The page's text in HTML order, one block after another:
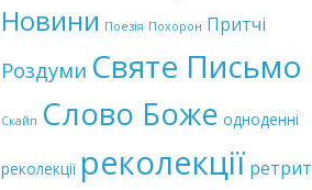
Новини Поезія Похорон Притчі
Роздуми Святе Письмо
Скайп Слово Боже одноденні
реколекції реколекції ретрит